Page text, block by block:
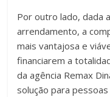
Por outro lado, dada
arrendamento, a
mais vantajosa e
financiarem a
da agência Remax
solução para